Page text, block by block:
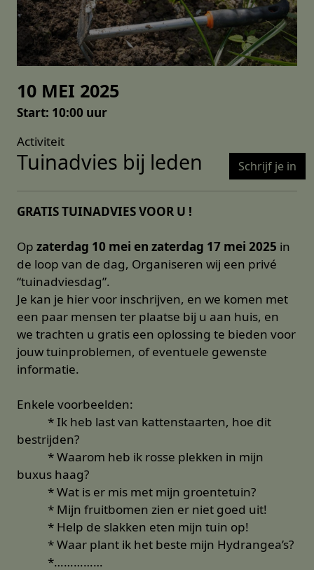
10 MEI 2025
Start: 10:00 uur
Activiteit
Tuinadvies bij leden Schrijf je in
GRATIS TUINADVIES VOOR U !
Op zaterdag 10 mei en zaterdag 17 mei 2025 in
de loop van de dag, Organiseren wij een privé
“tuinadviesdag”.
Je kan je hier voor inschrijven, en we komen met
een paar mensen ter plaatse bij u aan huis, en
we trachten u gratis een oplossing te bieden voor
jouw tuinproblemen, of eventuele gewenste
informatie.
Enkele voorbeelden:
* Ik heb last van kattenstaarten, hoe dit
bestrijden?
* Waarom heb ik rosse plekken in mijn
buxus haag?
* Wat is er mis met mijn groentetuin?
* Mijn fruitbomen zien er niet goed uit!
* Help de slakken eten mijn tuin op!
* Waar plant ik het beste mijn Hydrangea’s?
*……………